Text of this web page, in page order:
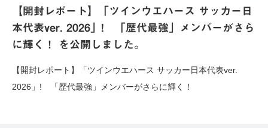
【開封レポート】「ツインウエハース サッカー日
本代表ver. 2026」! 「歴代最強」メンバーがさら
に輝く！ を公開しました。
【開封レポート】「ツインウエハース サッカー日本代表ver.
2026」! 「歴代最強」メンバーがさらに輝く！